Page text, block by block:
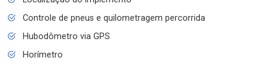
Controle de pneus e quilometragem percorrida
Hubodômetro via GPS
Horímetro